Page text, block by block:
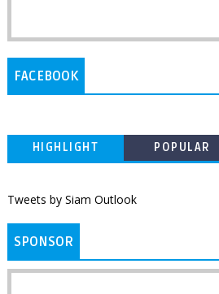
FACEBOOK
HIGHLIGHT POPULAR
Tweets by Siam Outlook
SPONSOR